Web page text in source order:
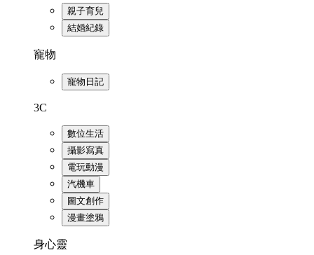
親子育兒
結婚紀錄
寵物
寵物日記
3C
數位生活
攝影寫真
電玩動漫
汽機車
圖文創作
漫畫塗鴉
身心靈